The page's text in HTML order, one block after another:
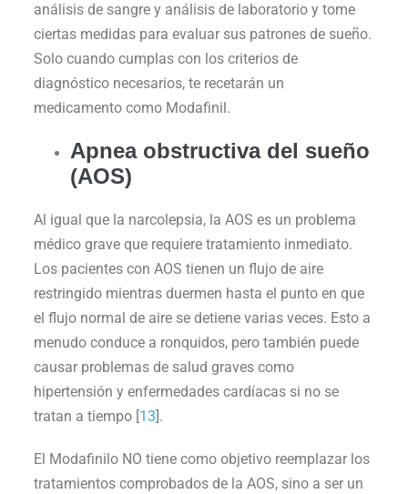
análisis de sangre y análisis de laboratorio y tome
ciertas medidas para evaluar sus patrones de sueño.
Solo cuando cumplas con los criterios de
diagnóstico necesarios, te recetarán un
medicamento como Modafinil.
Apnea obstructiva del sueño
(AOS)
Al igual que la narcolepsia, la AOS es un problema
médico grave que requiere tratamiento inmediato.
Los pacientes con AOS tienen un flujo de aire
restringido mientras duermen hasta el punto en que
el flujo normal de aire se detiene varias veces. Esto a
menudo conduce a ronquidos, pero también puede
causar problemas de salud graves como
hipertensión y enfermedades cardíacas si no se
tratan a tiempo [13 ].
El Modafinilo NO tiene como objetivo reemplazar los
tratamientos comprobados de la AOS, sino a ser un